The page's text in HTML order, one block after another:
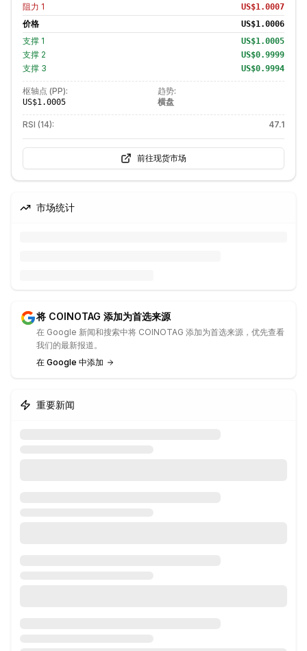
阻力 1 US$1.0007
价格 US$1.0006
支撑 1 US$1.0005
支撑 2 US$0.9999
支撑 3 US$0.9994
枢轴点 (PP):
US$1.0005
趋势:
横盘
RSI (14): 47.1
前往现货市场
市场统计
将 COINOTAG 添加为首选来源
在 Google 新闻和搜索中将 COINOTAG 添加为首选来源，优先查看
我们的最新报道。
在 Google 中添加
重要新闻